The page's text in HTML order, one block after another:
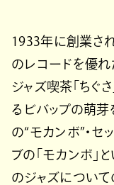
1933年に創業さ
のレコードを優
ジャズ喫茶「ちぐ
るビバップの萌芽
の“モカンボ”・セ
ブの「モカンボ」
のジャズについて